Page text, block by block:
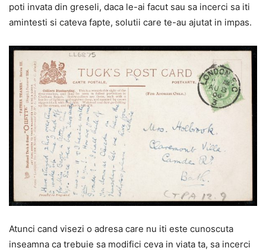
poti invata din greseli, daca le-ai facut sau sa incerci sa iti
amintesti si cateva fapte, solutii care te-au ajutat in impas.
Atunci cand visezi o adresa care nu iti este cunoscuta
inseamna ca trebuie sa modifici ceva in viata ta, sa incerci